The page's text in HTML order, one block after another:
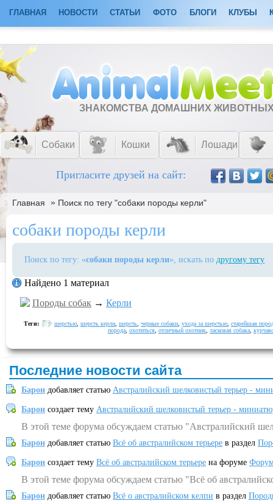
ГЛАВНАЯ НОВОСТИ СТАТЬИ ФОТО БЛОГИ КЛУБЫ
ЗНАКОМСТВА ДОМАШНИХ
Собаки Кошки Лошади
Пригласите друзей на сайт:
Главная » Поиск по тегу "собаки породы керли"
собаки породы керли
Поиск по тегу: «собаки породы керли», искать по другому тегу
Найдено 1 материал
Породы собак → Керли
Теги: шерстью шерсть керли шерсть черные собаки ухода за шерстью старейшая
порода охотиться отличный охотник ласковая собака
Последние новости сайта
Барон добавляет статью Австралийский шелковистый терьер -
Барон создает тему Австралийский шелковистый терьер -
В этой теме форума обсуждаем статью "Австралийский
Барон добавляет статью Всё об австралийском терьере в раздел
Барон создает тему Всё об австралийском терьере на форуме
В этой теме форума обсуждаем статью "Всё об
Барон добавляет статью Всё о австралийском келпи в раздел